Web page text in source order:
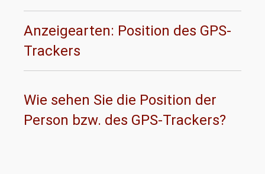
Anzeigearten: Position des GPS-
Trackers
Wie sehen Sie die Position der
Person bzw. des GPS-Trackers?